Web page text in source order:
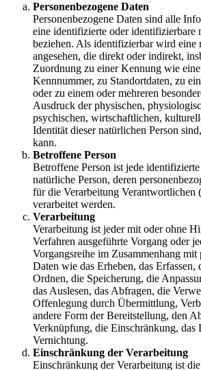
Personenbezogene Daten
Personenbezogene Daten sind alle
eine identifizierte oder identifizierbare
beziehen. Als identifizierbar wird eine
angesehen, die direkt oder indirekt,
Zuordnung zu einer Kennung wie
Kennnummer, zu Standortdaten, zu
oder zu einem oder mehreren
Ausdruck der physischen,
psychischen, wirtschaftlichen,
Identität dieser natürlichen Person
kann.
Betroffene Person
Betroffene Person ist jede
natürliche Person, deren
für die Verarbeitung Verantwortlichen
verarbeitet werden.
Verarbeitung
Verarbeitung ist jeder mit oder ohne
Verfahren ausgeführte Vorgang oder
Vorgangsreihe im Zusammenhang mit
Daten wie das Erheben, das Erfassen,
Ordnen, die Speicherung, die
das Auslesen, das Abfragen, die
Offenlegung durch Übermittlung,
andere Form der Bereitstellung, den
Verknüpfung, die Einschränkung, das
Vernichtung.
Einschränkung der Verarbeitung
Einschränkung der Verarbeitung ist